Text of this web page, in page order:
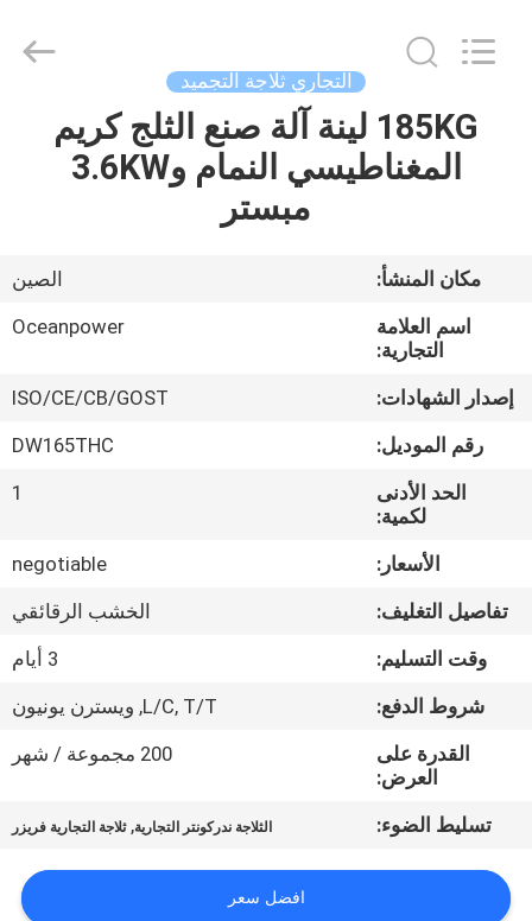
أشرطة
فيديو
معلومات
جولة
المعمل
رقابة
جودة
أخبار
equipments
limited.
التجاري ثلاجة التجميد
185KG لينة آلة صنع الثلج كريم
المغناطيسي النمام و3.6KW
مبستر
مكان المنشأ:
الصين
اسم العلامة
التجارية:
Oceanpower
إصدار الشهادات:
ISO/CE/CB/GOST
رقم الموديل:
DW165THC
الحد الأدنى
لكمية:
1
الأسعار:
negotiable
تفاصيل التغليف:
الخشب الرقائقي
وقت التسليم:
3 أيام
شروط الدفع:
L/C, T/T, ويسترن يونيون
القدرة على
العرض:
200 مجموعة / شهر
تسليط الضوء: الثلاجة ندركونتر التجارية,ثلاجة التجارية فريزر
افضل سعر